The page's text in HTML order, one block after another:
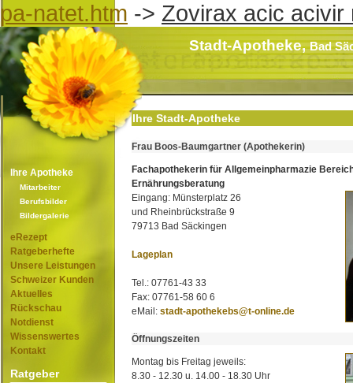
pa-natet.htm -> Zovirax acic acivir
Stadt-Apotheke,Bad
Ihre Apotheke
Mitarbeiter
Berufsbilder
Bildergalerie
eRezept
Ratgeberhefte
Unsere Leistungen
Schweizer Kunden
Aktuelles
Rückschau
Notdienst
Wissenswertes
Kontakt
Ratgeber
Ihre Stadt-Apotheke
Frau Boos-Baumgartner (Apothekerin)
Fachapothekerin für Allgemeinpharmazie
Ernährungsberatung
Eingang: Münsterplatz 26
und Rheinbrückstraße 9
79713 Bad Säckingen
Lageplan
Tel.: 07761-43 33
Fax: 07761-58 60 6
eMail: stadt-apothekebs@t-online.de
Öffnungszeiten
Montag bis Freitag jeweils:
8.30 - 12.30 u. 14.00 - 18.30 Uhr